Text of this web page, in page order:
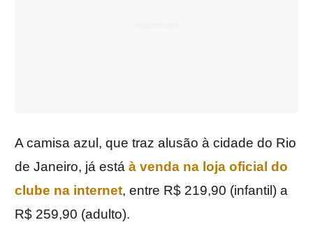
A camisa azul, que traz alusão à cidade do Rio
de Janeiro, já está à venda na loja oficial do
clube na internet, entre R$ 219,90 (infantil) a
R$ 259,90 (adulto).